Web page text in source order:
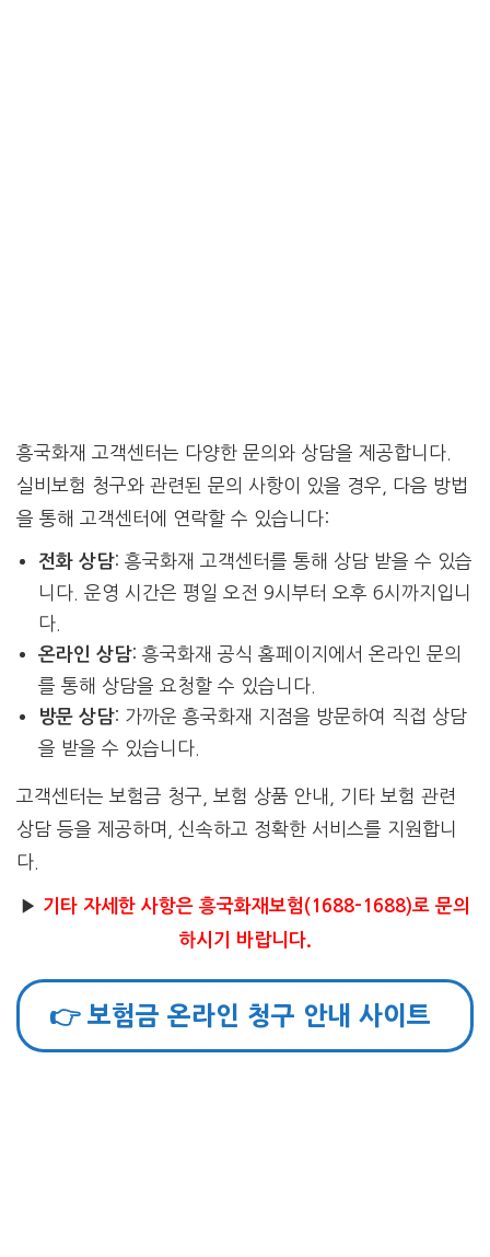
흥국화재 고객센터는 다양한 문의와 상담을 제공합니다.
실비보험 청구와 관련된 문의 사항이 있을 경우, 다음 방법
을 통해 고객센터에 연락할 수 있습니다:
전화 상담: 흥국화재 고객센터를 통해 상담 받을 수 있습
니다. 운영 시간은 평일 오전 9시부터 오후 6시까지입니
다.
온라인 상담: 흥국화재 공식 홈페이지에서 온라인 문의
를 통해 상담을 요청할 수 있습니다.
방문 상담: 가까운 흥국화재 지점을 방문하여 직접 상담
을 받을 수 있습니다.
고객센터는 보험금 청구, 보험 상품 안내, 기타 보험 관련
상담 등을 제공하며, 신속하고 정확한 서비스를 지원합니
다.
▶ 기타 자세한 사항은 흥국화재보험(1688-1688)로 문의
하시기 바랍니다.
👉 보험금 온라인 청구 안내 사이트